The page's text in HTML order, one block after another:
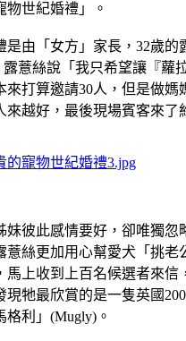
物世紀婚禮」。
是由「女方」家長，32歲的
露薏絲說「我只希望讓『蘿
來打算邀請30人，但是做媽
來越好，最後現場賓客來了
妹彼此感情要好，卻唯獨忽
薏絲更加用心幫愛犬「挑老
馬上收到上百名候選者來信
現牠最欣賞的是一隻英國
格利」(Mugly)。